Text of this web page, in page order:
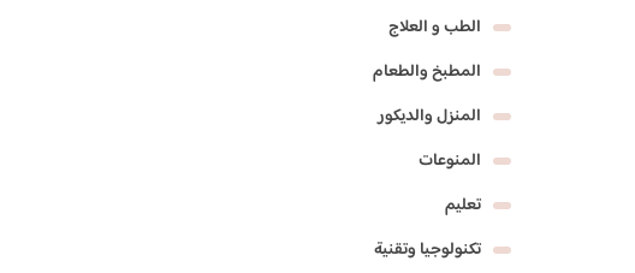
الطب و العلاج
المطبخ والطعام
المنزل والديكور
المنوعات
تعليم
تكنولوجيا وتقنية